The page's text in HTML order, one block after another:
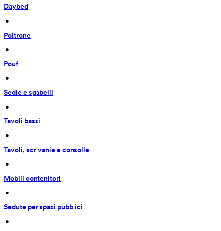
Daybed
•
Poltrone
•
Pouf
•
Sedie e sgabelli
•
Tavoli bassi
•
Tavoli, scrivanie e consolle
•
Mobili contenitori
•
Sedute per spazi pubblici
•